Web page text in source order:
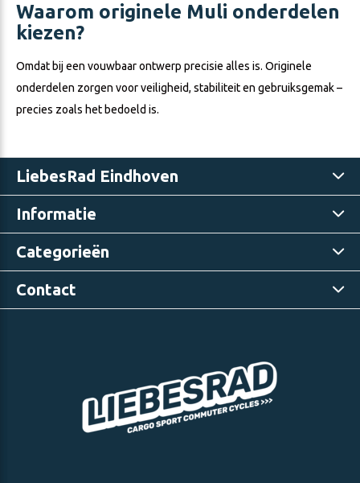
Waarom originele Muli onderdelen
kiezen?
Omdat bij een vouwbaar ontwerp precisie alles is. Originele
onderdelen zorgen voor veiligheid, stabiliteit en gebruiksgemak –
precies zoals het bedoeld is.
LiebesRad Eindhoven
Informatie
Categorieën
Contact